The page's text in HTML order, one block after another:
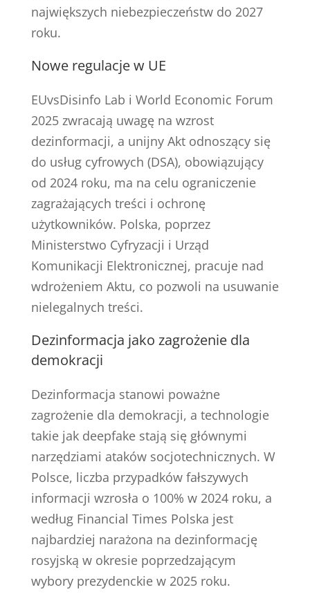
największych niebezpieczeństw do 2027
roku.
Nowe regulacje w UE
EUvsDisinfo Lab i World Economic Forum
2025 zwracają uwagę na wzrost
dezinformacji, a unijny Akt odnoszący się
do usług cyfrowych (DSA), obowiązujący
od 2024 roku, ma na celu ograniczenie
zagrażających treści i ochronę
użytkowników. Polska, poprzez
Ministerstwo Cyfryzacji i Urząd
Komunikacji Elektronicznej, pracuje nad
wdrożeniem Aktu, co pozwoli na usuwanie
nielegalnych treści.
Dezinformacja jako zagrożenie dla
demokracji
Dezinformacja stanowi poważne
zagrożenie dla demokracji, a technologie
takie jak deepfake stają się głównymi
narzędziami ataków socjotechnicznych. W
Polsce, liczba przypadków fałszywych
informacji wzrosła o 100% w 2024 roku, a
według Financial Times Polska jest
najbardziej narażona na dezinformację
rosyjską w okresie poprzedzającym
wybory prezydenckie w 2025 roku.